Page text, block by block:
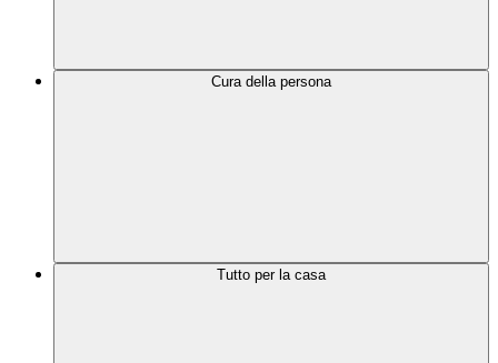
Cura della persona
Tutto per la casa